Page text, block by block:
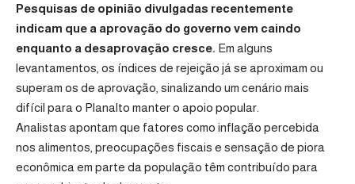
Pesquisas de opinião divulgadas recentemente
indicam que a aprovação do governo vem caindo
enquanto a desaprovação cresce. Em alguns
levantamentos, os índices de rejeição já se aproximam ou
superam os de aprovação, sinalizando um cenário mais
difícil para o Planalto manter o apoio popular.
Analistas apontam que fatores como inflação percebida
nos alimentos, preocupações fiscais e sensação de piora
econômica em parte da população têm contribuído para